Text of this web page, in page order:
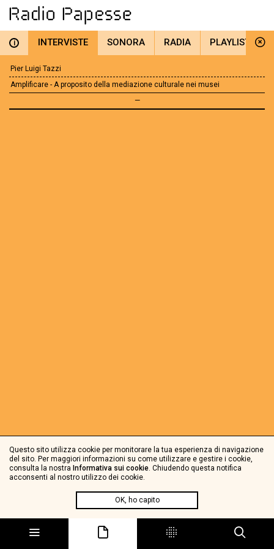
i INTERVISTE SONORA RADIA PLAYLIST
Pier Luigi Tazzi
Amplificare - A proposito della mediazione culturale nei musei
—
Questo sito utilizza cookie per monitorare la tua esperienza di navigazione
del sito. Per maggiori informazioni su come utilizzare e gestire i cookie,
consulta la nostra Informativa sui cookie. Chiudendo questa notifica
acconsenti al nostro utilizzo dei cookie.
OK, ho capito